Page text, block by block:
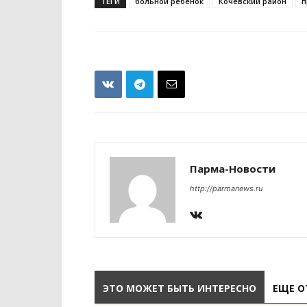
Парма-Новости
http://parmanews.ru
ЭТО МОЖЕТ БЫТЬ ИНТЕРЕСНО ЕЩЕ